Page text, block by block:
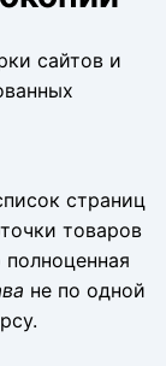
сайтов и
страниц
товаров
не по одной